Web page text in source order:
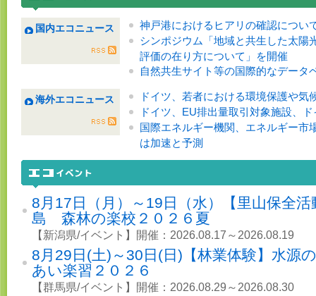
国内エコニュース
神戸港におけるヒアリの確認につい
シンポジウム「地域と共生した太陽
評価の在り方について」を開催
自然共生サイト等の国際的なデータ
海外エコニュース
ドイツ、若者における環境保護や
ドイツ、EU排出量取引対象施設、
国際エネルギー機関、エネルギー市
は加速と予測
8月17日（月）～19日（水）【里山保全
島 森林の楽校２０２６夏
【新潟県/イベント】開催：2026.08.17～2026.08.19
8月29日(土)～30日(日)【林業体験】水源
あい楽習２０２６
【群馬県/イベント】開催：2026.08.29～2026.08.30